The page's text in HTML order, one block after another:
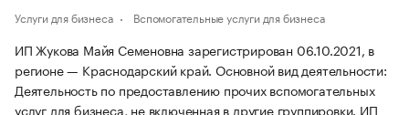
Услуги для бизнеса Вспомогательные услуги для бизнеса
ИП Жукова Майя Семеновна зарегистрирован 06.10.2021, в
регионе — Краснодарский край. Основной вид деятельности:
Деятельность по предоставлению прочих вспомогательных
услуг для бизнеса, не включенная в другие группировки. ИП